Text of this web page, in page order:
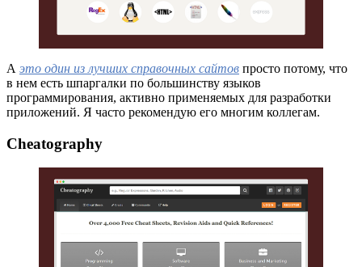
А это один из лучших справочных сайтов просто потому, что
в нем есть шпаргалки по большинству языков
программирования, активно применяемых для разработки
приложений. Я часто рекомендую его многим коллегам.
Cheatography